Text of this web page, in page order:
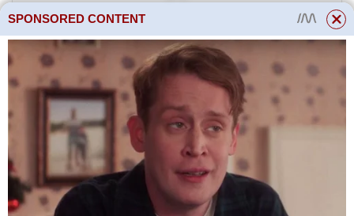
dopravní policii
SPONSORED CONTENT